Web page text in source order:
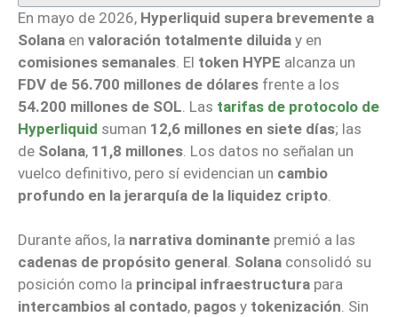
En mayo de 2026, Hyperliquid supera brevemente a
Solana en valoración totalmente diluida y en
comisiones semanales . El token HYPE alcanza un
FDV de 56.700 millones de dólares frente a los
54.200 millones de SOL . Las tarifas de protocolo de
Hyperliquid suman 12,6 millones en siete días; las
de Solana, 11,8 millones . Los datos no señalan un
vuelco definitivo, pero sí evidencian un cambio
profundo en la jerarquía de la liquidez cripto
Durante años, la narrativa dominante premió a las
cadenas de propósito general. Solana consolidó su
posición como la principal infraestructura para
intercambios al contado, pagos y tokenización. Sin